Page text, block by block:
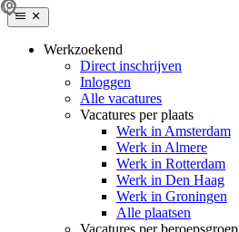
Werkzoekend
Direct inschrijven
Inloggen
Alle vacatures
Vacatures per plaats
Werk in Amsterdam
Werk in Almere
Werk in Rotterdam
Werk in Den Haag
Werk in Groningen
Alle plaatsen
Vacatures per beroepsgroep